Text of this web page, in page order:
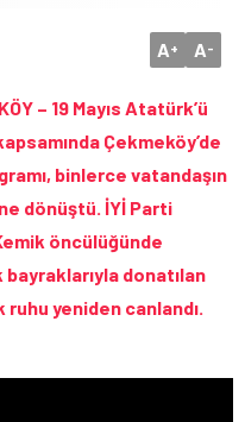
A+ A-
– 19 Mayıs Atatürk’ü
Çekmeköy’de
binlerce vatandaşın
dönüştü. İYİ Parti
öncülüğünde
donatılan
ruhu yeniden canlandı.